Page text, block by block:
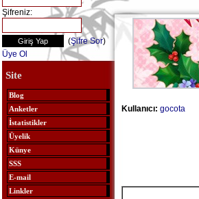
Şifreniz:
(Şifre Sor)
Üye Ol
Site
Blog
Anketler
İstatistikler
Üyelik
Künye
SSS
E-mail
Linkler
Kullanıcı: gocota